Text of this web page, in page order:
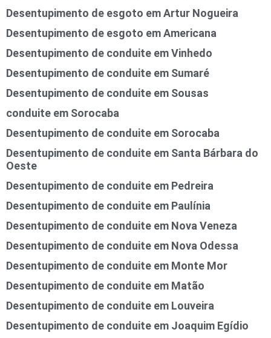
Desentupimento de esgoto em Artur Nogueira
Desentupimento de esgoto em Americana
Desentupimento de conduite em Vinhedo
Desentupimento de conduite em Sumaré
Desentupimento de conduite em Sousas
conduite em Sorocaba
Desentupimento de conduite em Sorocaba
Desentupimento de conduite em Santa Bárbara do
Oeste
Desentupimento de conduite em Pedreira
Desentupimento de conduite em Paulínia
Desentupimento de conduite em Nova Veneza
Desentupimento de conduite em Nova Odessa
Desentupimento de conduite em Monte Mor
Desentupimento de conduite em Matão
Desentupimento de conduite em Louveira
Desentupimento de conduite em Joaquim Egídio